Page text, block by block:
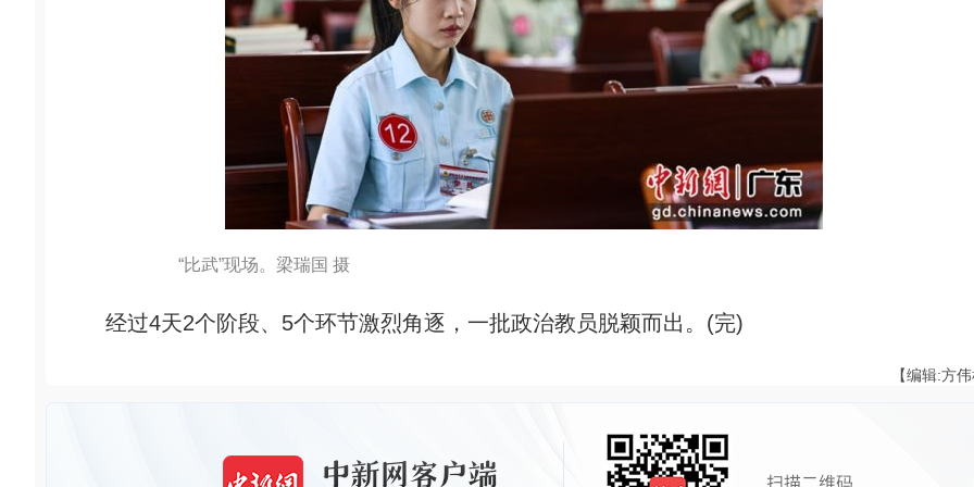
“比武”现场。梁瑞国 摄
经过4天2个阶段、5个环节激烈角逐，一批政治教员脱颖而出。(完)
【编辑:方